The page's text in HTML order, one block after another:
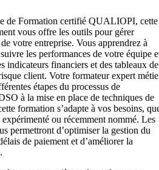
de Formation certifié QUALIOPI, cette
vous offre les outils pour gérer
votre entreprise. Vous apprendrez à
les performances de votre équipe
indicateurs financiers et des tableaux de
client. Votre formateur expert
étapes du processus de
à la mise en place de techniques de
formation s’adapte à vos besoins,
ou récemment nommé. Les
permettront d’optimiser la gestion du
de paiement et d’améliorer la